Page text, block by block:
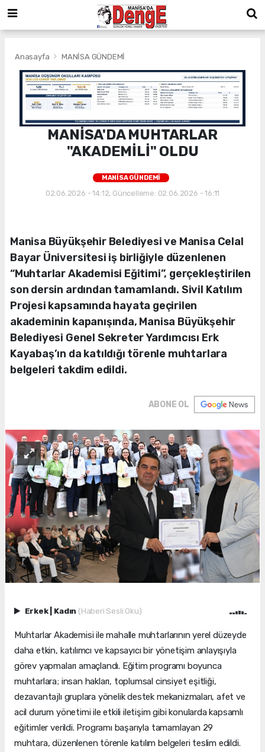
Anasayfa MANİSA GÜNDEMİ
MANİSA'DA MUHTARLAR
"AKADEMİLİ" OLDU
MANİSA GÜNDEMİ
02.06.2026 - 14:12, Güncelleme: 02.06.2026 - 16:11
Manisa Büyükşehir Belediyesi ve Manisa Celal
Bayar Üniversitesi iş birliğiyle düzenlenen
“Muhtarlar Akademisi Eğitimi”, gerçekleştirilen
son dersin ardından tamamlandı. Sivil Katılım
Projesi kapsamında hayata geçirilen
akademinin kapanışında, Manisa Büyükşehir
Belediyesi Genel Sekreter Yardımcısı Erk
Kayabaş’ın da katıldığı törenle muhtarlara
belgeleri takdim edildi.
ABONE OL
Erkek Kadın (Haberi Sesli Oku)
Muhtarlar Akademisi ile mahalle muhtarlarının yerel düzeyde
daha etkin, katılımcı ve kapsayıcı bir yönetişim anlayışıyla
görev yapmaları amaçlandı. Eğitim programı boyunca
muhtarlara; insan hakları, toplumsal cinsiyet eşitliği,
dezavantajlı gruplara yönelik destek mekanizmaları, afet ve
acil durum yönetimi ile etkili iletişim gibi konularda kapsamlı
eğitimler verildi. Programı başarıyla tamamlayan 29
muhtara, düzenlenen törenle katılım belgeleri teslim edildi.